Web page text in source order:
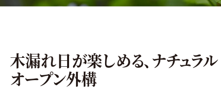
木漏れ日が楽しめる、ナチュラル
オープン外構